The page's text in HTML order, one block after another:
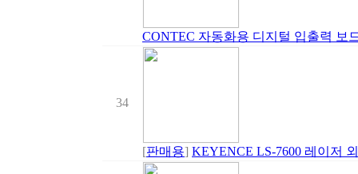
CONTEC 자동화용 디지털 입출력 보
34
[판매용] KEYENCE LS-7600 레이저